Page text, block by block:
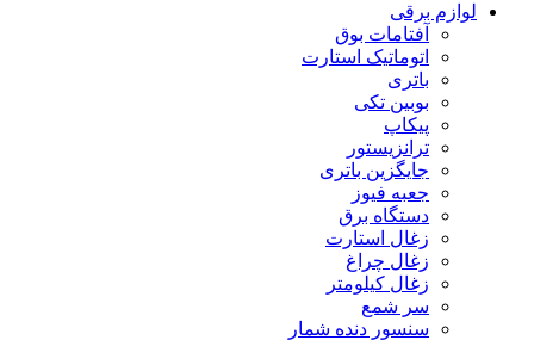
لوازم برقی
آفتامات بوق
اتوماتیک استارت
باتری
بوبین تکی
پیکاپ
ترانزیستور
جایگزین باتری
جعبه فیوز
دستگاه برق
زغال استارت
زغال چراغ
زغال کیلومتر
سر شمع
سنسور دنده شمار